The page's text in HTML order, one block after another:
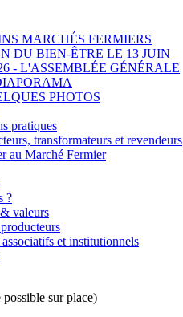
MARCHÉS FERMIERS
DU BIEN-ÊTRE LE 13 JUIN
- L'ASSEMBLÉE GÉNÉRALE
PHOTOS
pratiques
transformateurs et revendeurs
au Marché Fermier
?
valeurs
associatifs et institutionnels
sur place)